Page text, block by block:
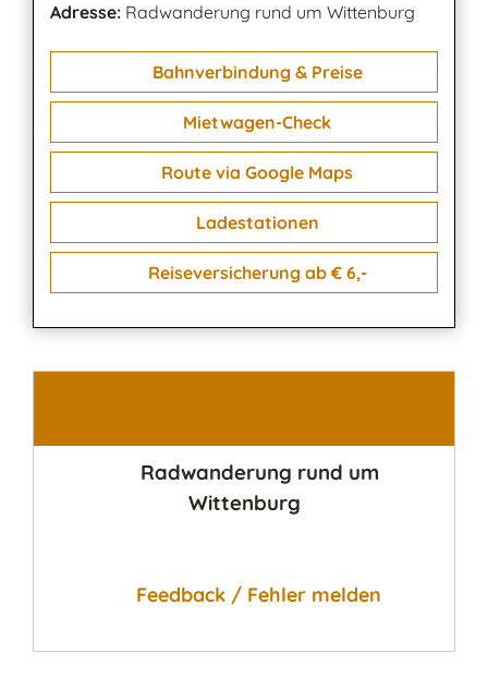
Adresse: Radwanderung rund um Wittenburg
Bahnverbindung & Preise
Mietwagen-Check
Route via Google Maps
Ladestationen
Reiseversicherung ab € 6,-
Radwanderung rund um
Wittenburg
Feedback / Fehler melden